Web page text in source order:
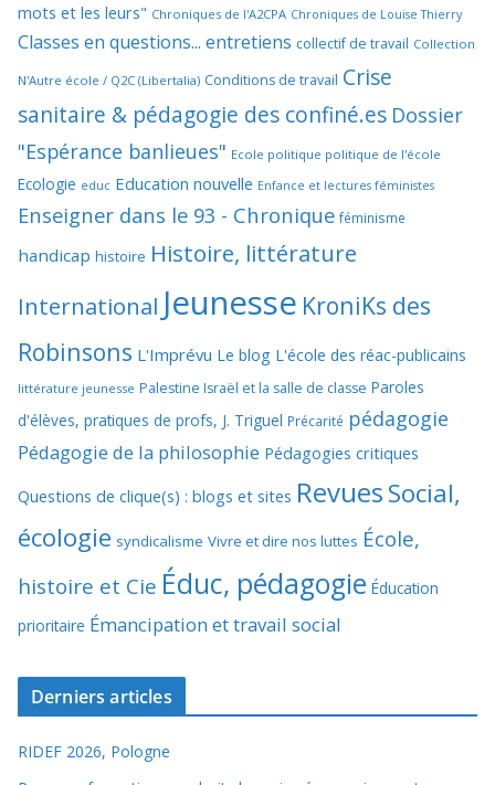
mots et les leurs" Chroniques de l'A2CPA Chroniques de Louise Thierry
Classes en questions... entretiens collectif de travail Collection
N'Autre école / Q2C (Libertalia) Conditions de travail Crise
sanitaire & pédagogie des confiné.es Dossier
"Espérance banlieues" Ecole politique politique de l'école
Ecologie educ Education nouvelle Enfance et lectures féministes
Enseigner dans le 93 - Chronique féminisme
handicap histoire Histoire, littérature
International Jeunesse KroniKs des
Robinsons L'Imprévu Le blog L'école des réac-publicains
littérature jeunesse Palestine Israël et la salle de classe Paroles
d'élèves, pratiques de profs, J. Triguel Précarité pédagogie
Pédagogie de la philosophie Pédagogies critiques
Questions de clique(s) : blogs et sites RevuesSocial,
écologie syndicalisme Vivre et dire nos luttes École,
histoire et Cie Éduc, pédagogie Éducation
prioritaire Émancipation et travail social
Derniers articles
RIDEF 2026, Pologne